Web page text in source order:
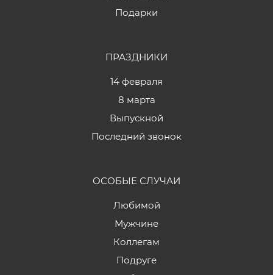
Подарки
ПРАЗДНИКИ
14 февраля
8 марта
Выпускной
Последний звонок
ОСОБЫЕ СЛУЧАИ
Любимой
Мужчине
Коллегам
Подруге